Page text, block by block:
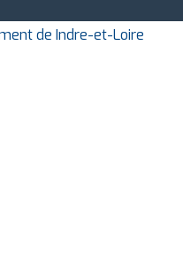
de Indre-et-Loire